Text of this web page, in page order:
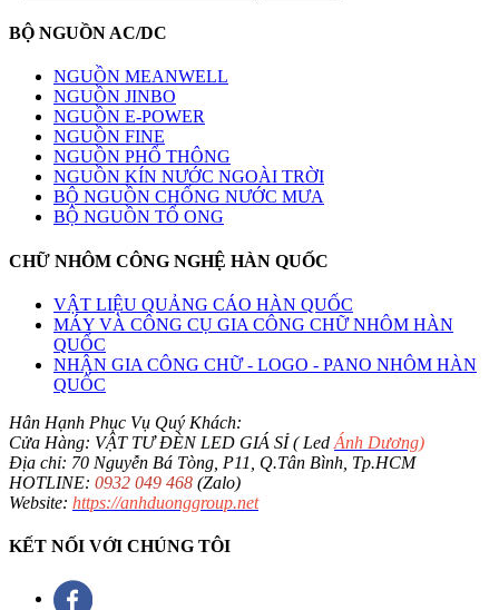
BỘ NGUỒN AC/DC
NGUỒN MEANWELL
NGUỒN JINBO
NGUỒN E-POWER
NGUỒN FINE
NGUỒN PHỔ THÔNG
NGUỒN KÍN NƯỚC NGOÀI TRỜI
BỘ NGUỒN CHỐNG NƯỚC MƯA
BỘ NGUỒN TỔ ONG
CHỮ NHÔM CÔNG NGHỆ HÀN QUỐC
VẬT LIỆU QUẢNG CÁO HÀN QUỐC
MÁY VÀ CÔNG CỤ GIA CÔNG CHỮ NHÔM HÀN
QUỐC
NHẬN GIA CÔNG CHỮ - LOGO - PANO NHÔM HÀN
QUỐC
Hân Hạnh Phục Vụ Quý Khách:
Cửa Hàng: VẬT TƯ ĐÈN LED GIÁ SỈ ( Led Ánh Dương)
Địa chỉ: 70 Nguyễn Bá Tòng, P11, Q.Tân Bình, Tp.HCM
HOTLINE: 0932 049 468 (Zalo)
Website: https://anhduonggroup.net
KẾT NỐI VỚI CHÚNG TÔI